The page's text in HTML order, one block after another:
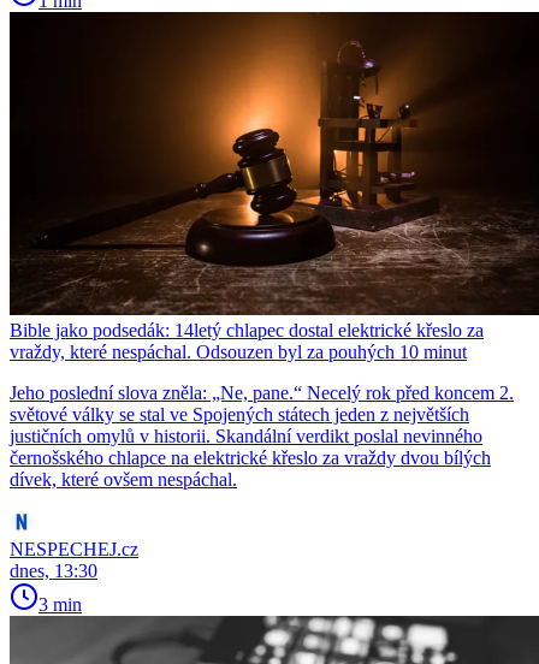
Bible jako podsedák: 14letý chlapec dostal elektrické křeslo za
vraždy, které nespáchal. Odsouzen byl za pouhých 10 minut
Jeho poslední slova zněla: „Ne, pane.“ Necelý rok před koncem 2.
světové války se stal ve Spojených státech jeden z největších
justičních omylů v historii. Skandální verdikt poslal nevinného
černošského chlapce na elektrické křeslo za vraždy dvou bílých
dívek, které ovšem nespáchal.
NESPECHEJ.cz
dnes, 13:30
3 min